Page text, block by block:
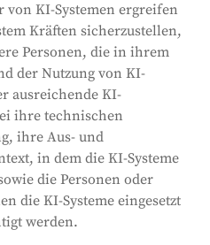
und ihr Training ebenso
in dem die KI-
und die Personen oder
von CLaiRK, bearbeitet von uns.
KI-Systemen ergreifen
Kräften sicherzustellen,
Personen, die in ihrem
der Nutzung von KI-
ausreichende KI-
ihre technischen
ihre Aus- und
in dem die KI-Systeme
die Personen oder
die KI-Systeme eingesetzt
werden.